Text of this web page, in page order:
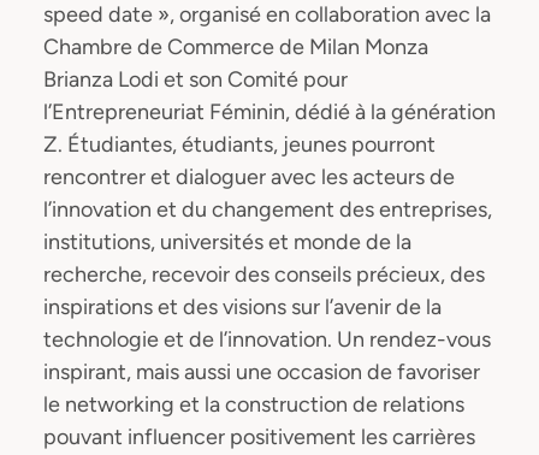
speed date », organisé en collaboration avec la
Chambre de Commerce de Milan Monza
Brianza Lodi et son Comité pour
l’Entrepreneuriat Féminin, dédié à la génération
Z. Étudiantes, étudiants, jeunes pourront
rencontrer et dialoguer avec les acteurs de
l’innovation et du changement des entreprises,
institutions, universités et monde de la
recherche, recevoir des conseils précieux, des
inspirations et des visions sur l’avenir de la
technologie et de l’innovation. Un rendez-vous
inspirant, mais aussi une occasion de favoriser
le networking et la construction de relations
pouvant influencer positivement les carrières